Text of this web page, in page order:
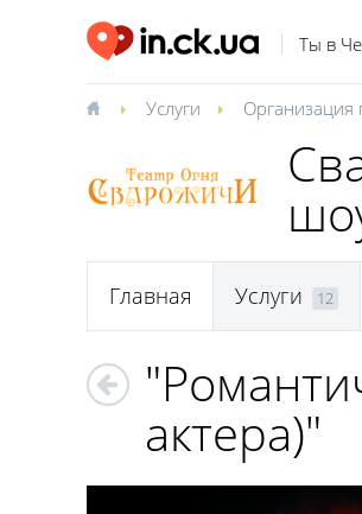
Ты в
Услуги Организация
Главная Услуги 12
актера)"